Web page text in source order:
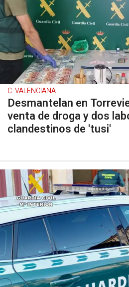
C. VALENCIANA
Desmantelan en
venta de droga y dos
clandestinos de 'tusi'